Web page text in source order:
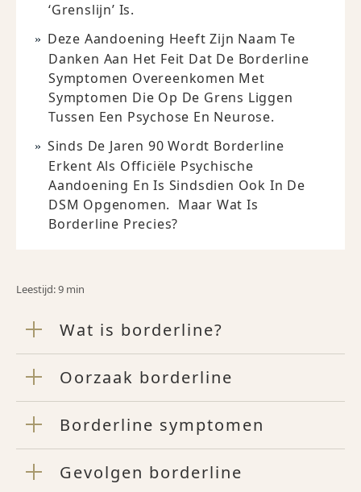
‘grenslijn’ Is.
Deze Aandoening Heeft Zijn Naam Te
Danken Aan Het Feit Dat De Borderline
Symptomen Overeenkomen Met
Symptomen Die Op De Grens Liggen
Tussen Een Psychose En Neurose.
Sinds De Jaren 90 Wordt Borderline
Erkent Als Officiële Psychische
Aandoening En Is Sindsdien Ook In De
DSM Opgenomen. Maar Wat Is
Borderline Precies?
Leestijd: 9 min
Wat is borderline?
Oorzaak borderline
Borderline symptomen
Gevolgen borderline